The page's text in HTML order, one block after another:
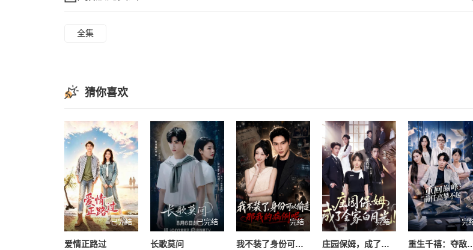
全集
猜你喜欢
已完结
爱情正路过
已完结
长歌莫问
完结
我不装了身份可以偷走那我的病例呢
完结
庄园保姆，成了全家白月光
完
重生千禧：夺敌